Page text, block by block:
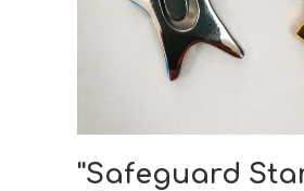
''Safeguard